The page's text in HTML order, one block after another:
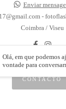
Enviar
-
Coimbra / Viseu
CONTACTO
Olá, em que podemos
vontade para